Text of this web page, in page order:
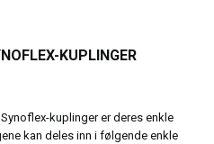
KUPLINGER
kuplinger er deres enkle
kan deles inn i følgende enkle